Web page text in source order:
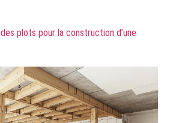
plots pour la construction d’une